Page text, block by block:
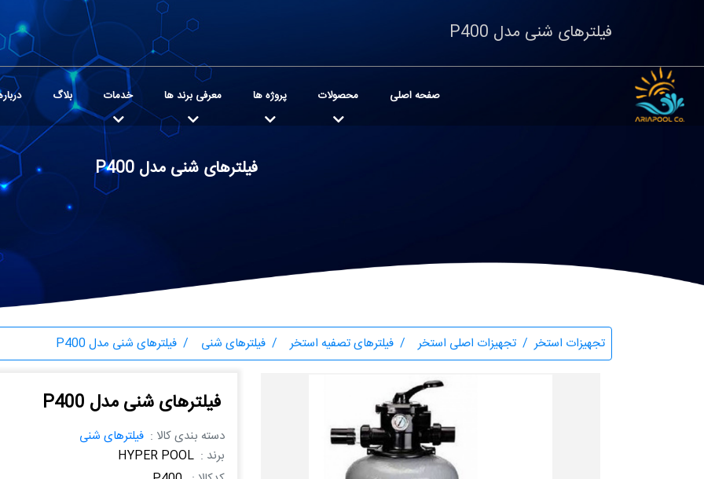
فیلترهای شنی مدل P400
صفحه اصلی محصولات پروژه ها معرفی برند ها خدمات بلاگ
فیلترهای شنی مدل P400
تجهیزات استخر تجهیزات اصلی استخر فیلترهای تصفیه استخر فیلترهای شنی فیلترهای شنی مدل P400
فیلترهای شنی مدل P400
دسته بندی کالا : فیلترهای شنی
برند : HYPER POOL